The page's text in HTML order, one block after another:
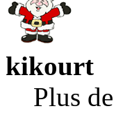
kikourt
Plus